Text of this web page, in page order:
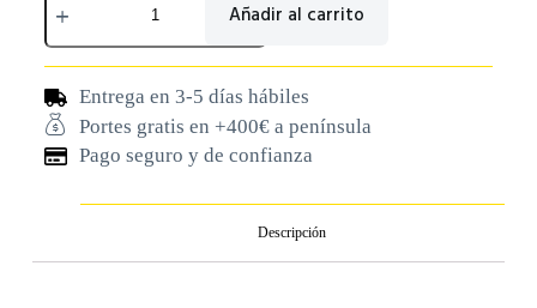
Añadir al carrito
Entrega en 3-5 días hábiles
Portes gratis en +400€ a península
Pago seguro y de confianza
Descripción